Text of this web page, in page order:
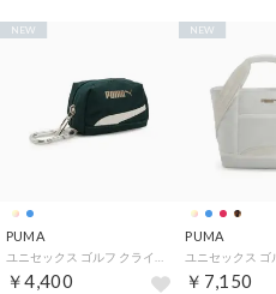
PUMA
￥4,400
NEW
PUMA
￥7,150
NEW